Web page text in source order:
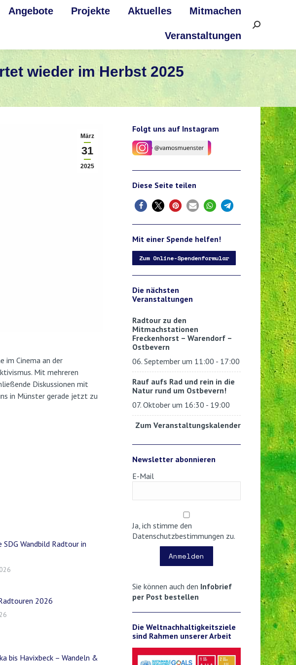
Angebote Projekte Aktuelles Mitmachen
Veranstaltungen
Search:
wieder im Herbst 2025
März
31
2025
im Cinema an der
Mit mehreren
Diskussionen mit
in Münster gerade jetzt zu
Wandbild Radtour in
2026
bis Havixbeck – Wandeln &
Folgt uns auf Instagram
Diese Seite teilen
Mit einer Spende helfen!
Zum Online-Spendenformular
Die nächsten
Veranstaltungen
Radtour zu den
Mitmachstationen
Freckenhorst – Warendorf –
Ostbevern
06. September um 11:00 - 17:00
Rauf aufs Rad und rein in die
Natur rund um Ostbevern!
07. Oktober um 16:30 - 19:00
Zum Veranstaltungskalender
Newsletter abonnieren
E-Mail
Ja, ich stimme den
Datenschutzbestimmungen zu.
Anmelden
Sie können auch den Infobrief
per Post bestellen
Die Weltnachhaltigkeitsziele
sind Rahmen unserer Arbeit